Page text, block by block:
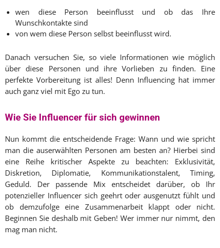
wen diese Person beeinflusst und ob das Ihre
Wunschkontakte sind
von wem diese Person selbst beeinflusst wird.
Danach versuchen Sie, so viele Informationen wie möglich
über diese Personen und ihre Vorlieben zu finden. Eine
perfekte Vorbereitung ist alles! Denn Influencing hat immer
auch ganz viel mit Ego zu tun.
Wie Sie Influencer für sich gewinnen
Nun kommt die entscheidende Frage: Wann und wie spricht
man die auserwählten Personen am besten an? Hierbei sind
eine Reihe kritischer Aspekte zu beachten: Exklusivität,
Diskretion, Diplomatie, Kommunikationstalent, Timing,
Geduld. Der passende Mix entscheidet darüber, ob Ihr
potenzieller Influencer sich geehrt oder ausgenutzt fühlt und
ob demzufolge eine Zusammenarbeit klappt oder nicht.
Beginnen Sie deshalb mit Geben! Wer immer nur nimmt, den
mag man nicht.